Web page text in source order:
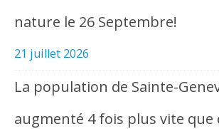
nature le 26 Septembre!
21 juillet 2026
La population de Sainte-
augmenté 4 fois plus vite que